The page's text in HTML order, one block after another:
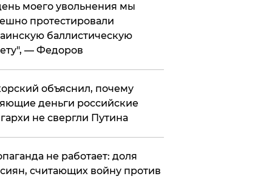
моего увольнения мы
протестировали
баллистическую
— Федоров
объяснил, почему
деньги российские
не свергли Путина
не работает: доля
считающих войну против